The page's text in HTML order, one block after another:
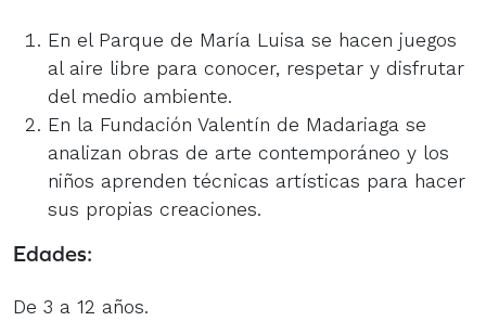
En el Parque de María Luisa se hacen juegos
al aire libre para conocer, respetar y disfrutar
del medio ambiente.
En la Fundación Valentín de Madariaga se
analizan obras de arte contemporáneo y los
niños aprenden técnicas artísticas para hacer
sus propias creaciones.
Edades:
De 3 a 12 años.